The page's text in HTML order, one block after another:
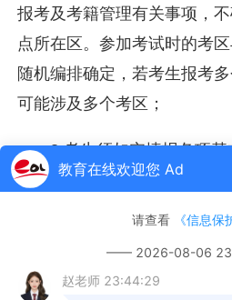
报考及考籍管理有关事项，
点所在区。参加考试时的考
随机编排确定，若考生报考
可能涉及多个考区；
3.考生须如实填报各项
姓名、性别等关键信息如有
改，须联系考籍所属考区提
4.护理学、眼视光学、